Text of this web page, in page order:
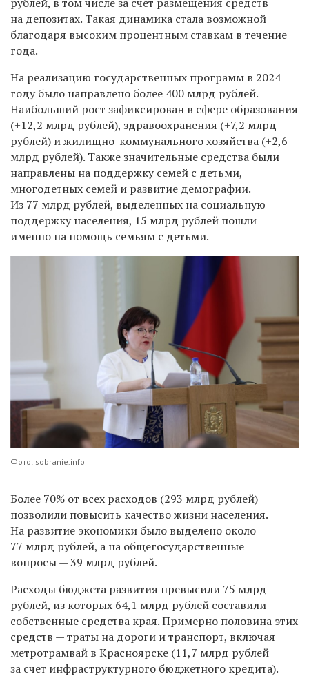
рублей, в том числе за счет размещения средств
на депозитах. Такая динамика стала возможной
благодаря высоким процентным ставкам в течение
года.
На реализацию государственных программ в 2024
году было направлено более 400 млрд рублей.
Наибольший рост зафиксирован в сфере образования
(+12,2 млрд рублей), здравоохранения (+7,2 млрд
рублей) и жилищно-коммунального хозяйства (+2,6
млрд рублей). Также значительные средства были
направлены на поддержку семей с детьми,
многодетных семей и развитие демографии.
Из 77 млрд рублей, выделенных на социальную
поддержку населения, 15 млрд рублей пошли
именно на помощь семьям с детьми.
Фото: sobranie.info
Более 70% от всех расходов (293 млрд рублей)
позволили повысить качество жизни населения.
На развитие экономики было выделено около
77 млрд рублей, а на общегосударственные
вопросы — 39 млрд рублей.
Расходы бюджета развития превысили 75 млрд
рублей, из которых 64,1 млрд рублей составили
собственные средства края. Примерно половина этих
средств —траты на дороги и транспорт, включая
метротрамвай в Красноярске (11,7 млрд рублей
за счет инфраструктурного бюджетного кредита).